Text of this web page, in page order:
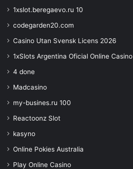
1xslot.beregaevo.ru 10
codegarden20.com
Casino Utan Svensk Licens 2026
1xSlots Argentina Oficial Online Casino
4 done
Madcasino
my-busines.ru 100
Reactoonz Slot
kasyno
Online Pokies Australia
Play Online Casino